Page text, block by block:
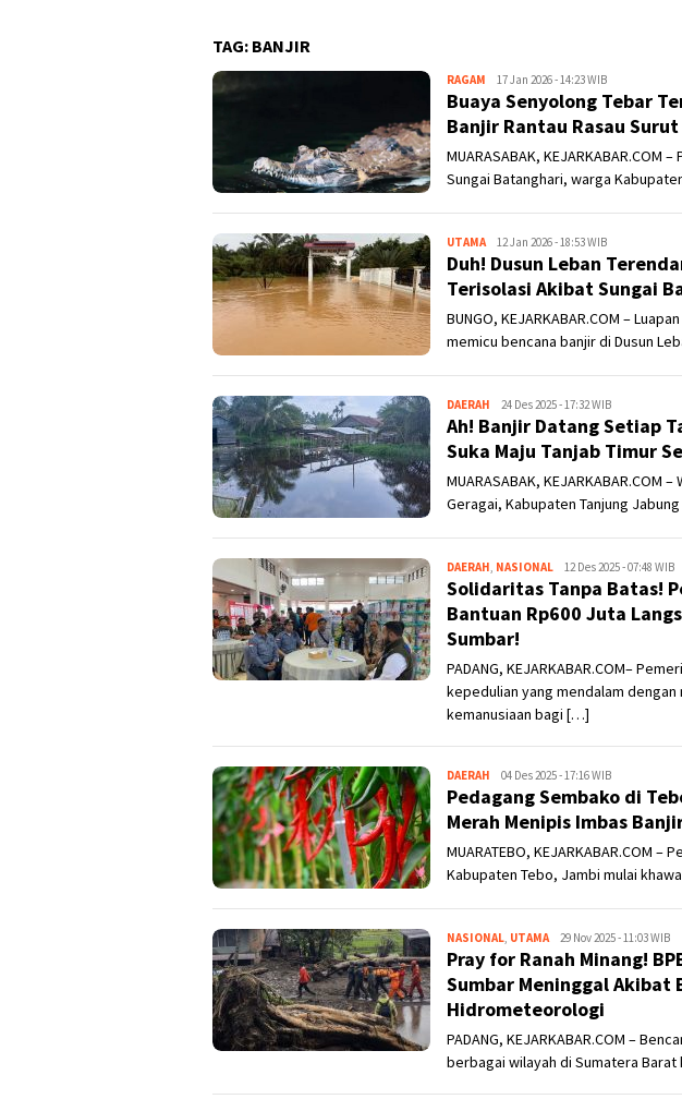
TAG: BANJIR
RAGAM Kejar
Kabar
17 Jan 2026 - 14:23 WIB
Buaya Senyolong Tebar
Banjir Rantau Rasau Surut
MUARASABAK, KEJARKABAR.COM
Sungai Batanghari, warga
UTAMAKejar
Kabar
12 Jan 2026 - 18:53 WIB
Duh! Dusun Leban
Terisolasi Akibat Sungai
BUNGO, KEJARKABAR.COM –
memicu bencana banjir di Dusun
DAERAH Kejar
Kabar
24 Des 2025 - 17:32 WIB
Ah! Banjir Datang Setiap
Suka Maju Tanjab Timur
MUARASABAK, KEJARKABAR.COM
Geragai, Kabupaten Tanjung
DAERAH, NASIONAL Kejar
Kabar
12 Des 2025 - 07:48 WIB
Solidaritas Tanpa Batas!
Bantuan Rp600 Juta
Sumbar!
PADANG, KEJARKABAR.COM–
kepedulian yang mendalam
kemanusiaan bagi […]
DAERAH Kejar
Kabar
04 Des 2025 - 17:16 WIB
Pedagang Sembako di
Merah Menipis Imbas
MUARATEBO, KEJARKABAR.COM –
Kabupaten Tebo, Jambi mulai
NASIONAL, UTAMAKejar
Kabar
29 Nov 2025 - 11:03 WIB
Pray for Ranah Minang!
Sumbar Meninggal Akibat
Hidrometeorologi
PADANG, KEJARKABAR.COM –
berbagai wilayah di Sumatera